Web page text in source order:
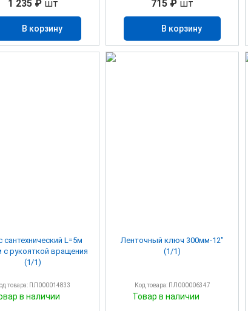
1 235 ₽шт
В корзину
715 ₽ шт
В корзину
сантехнический L=5м
с рукояткой вращения
(1/1)
товара: ПЛ000014833
в наличии
Ленточный ключ 300мм-12"
(1/1)
Код товара: ПЛ000006347
Товар в наличии